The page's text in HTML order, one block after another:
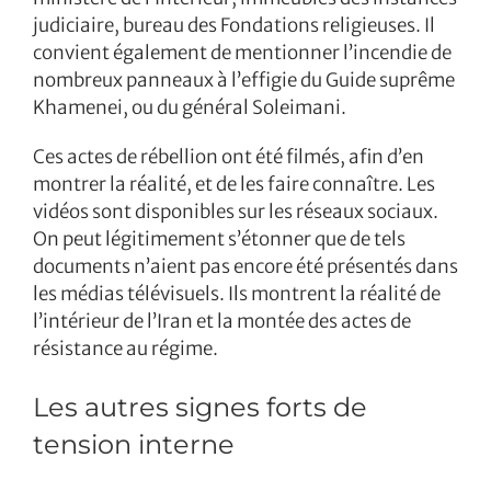
judiciaire, bureau des Fondations religieuses. Il
convient également de mentionner l’incendie de
nombreux panneaux à l’effigie du Guide suprême
Khamenei, ou du général Soleimani.
Ces actes de rébellion ont été filmés, afin d’en
montrer la réalité, et de les faire connaître. Les
vidéos sont disponibles sur les réseaux sociaux.
On peut légitimement s’étonner que de tels
documents n’aient pas encore été présentés dans
les médias télévisuels. Ils montrent la réalité de
l’intérieur de l’Iran et la montée des actes de
résistance au régime.
Les autres signes forts de
tension interne